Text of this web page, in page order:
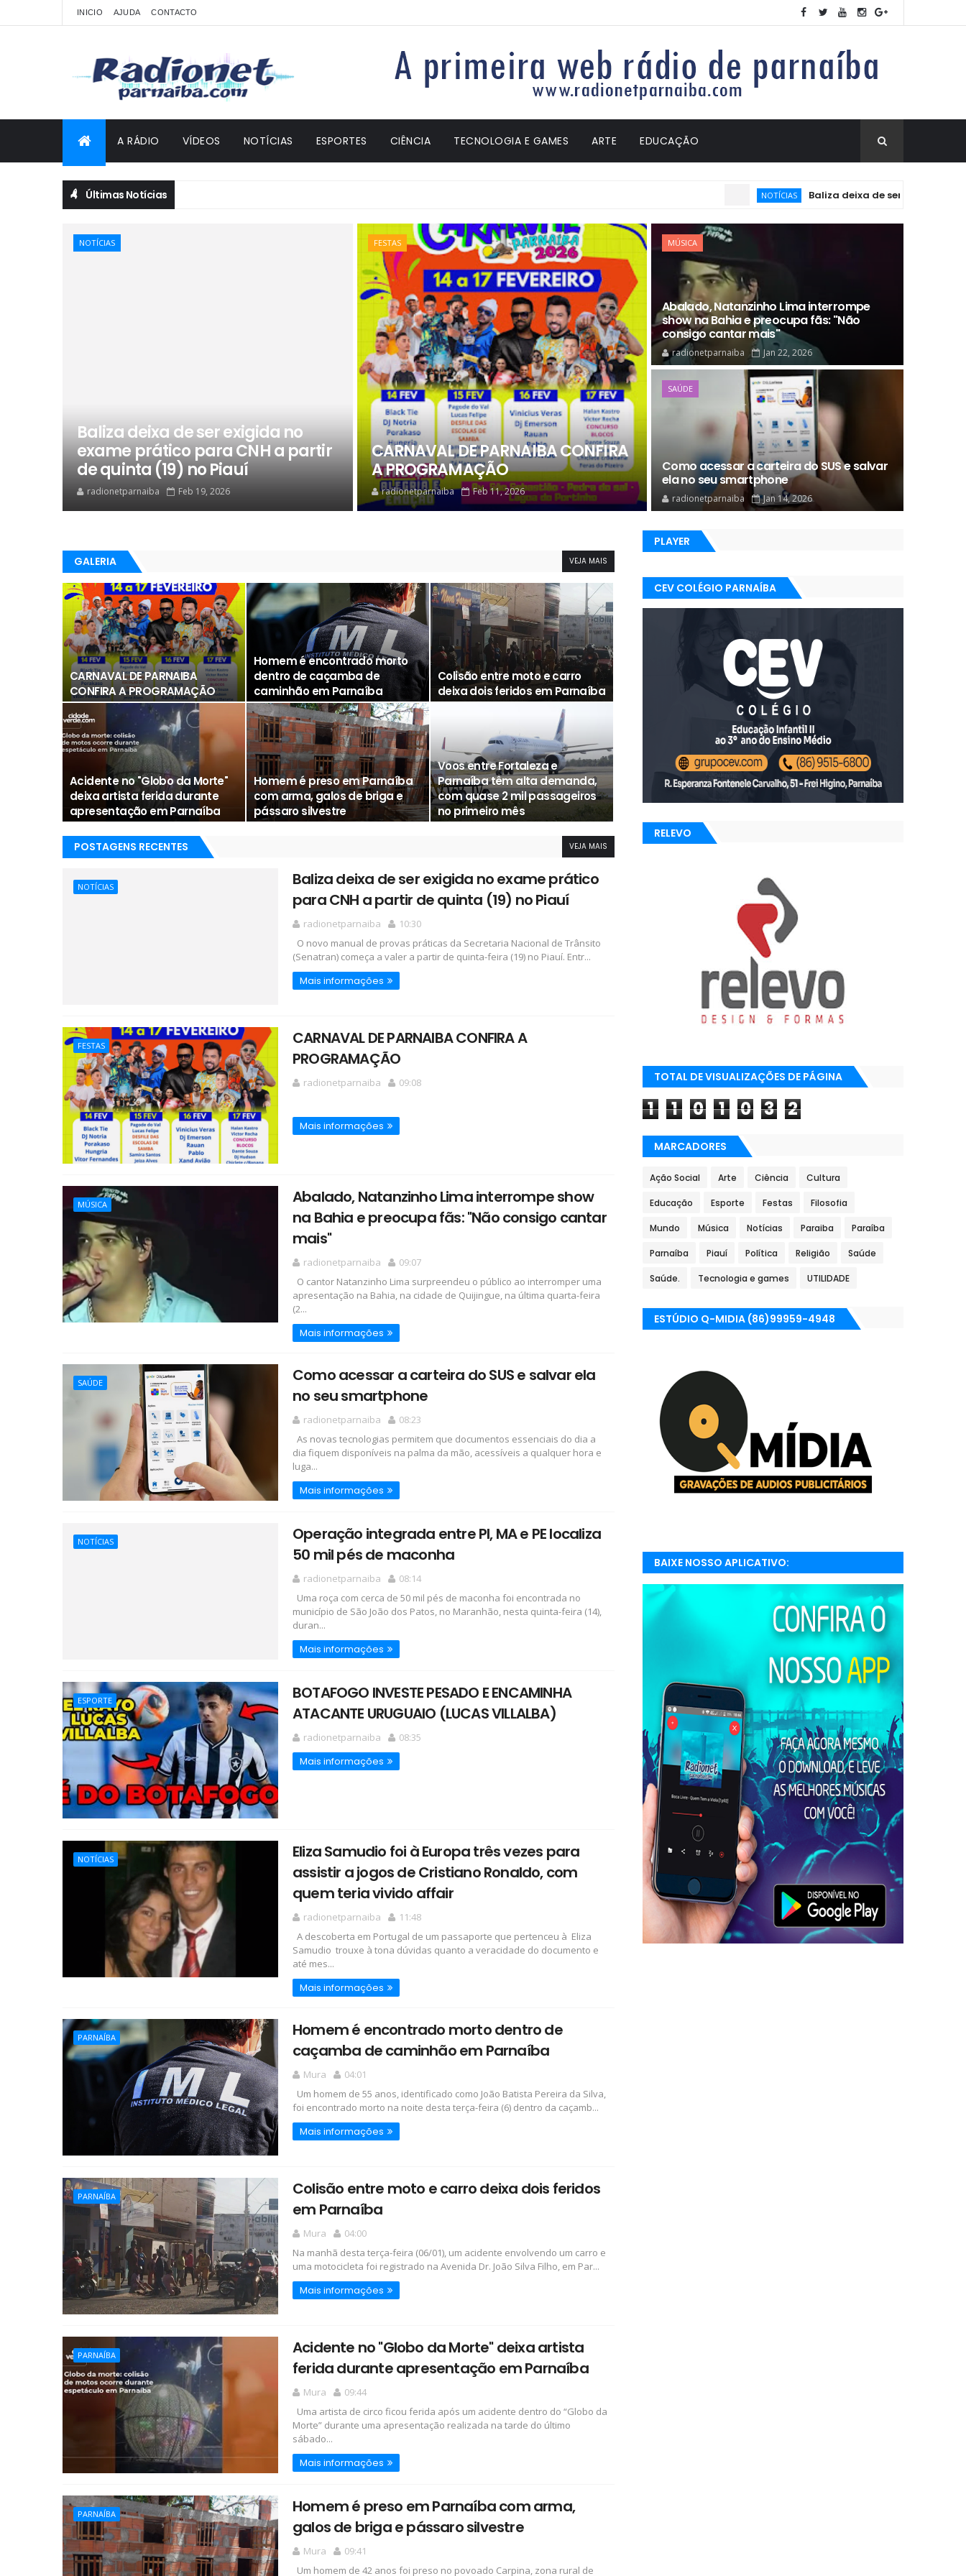
INICIO AJUDA CONTACTO
A RÁDIO VÍDEOS NOTÍCIAS ESPORTES CIÊNCIA TECNOLOGIA E GAMES ARTE EDUCAÇÃO
Últimas Notícias Baliza deixa de ser exigida no exame
NOTÍCIAS
Baliza deixa de ser exigida no
exame prático para CNH a partir
de quinta (19) no Piauí
radionetparnaiba Feb 19, 2026
FESTAS
CARNAVAL DE PARNAIBA CONFIRA
A PROGRAMAÇÃO
radionetparnaiba Feb 11, 2026
MÚSICA
Abalado, Natanzinho Lima interrompe
show na Bahia e preocupa fãs: "Não
consigo cantar mais"
radionetparnaiba Jan 22, 2026
SAÚDE
Como acessar a carteira do SUS e salvar
ela no seu smartphone
radionetparnaiba Jan 14, 2026
GALERIA VEJA MAIS
CARNAVAL DE PARNAIBA
CONFIRA A PROGRAMAÇÃO
radionetparnaiba
Homem é encontrado morto
dentro de caçamba de
caminhão em Parnaíba
Mura
Colisão entre moto e carro
deixa dois feridos em Parnaíba
Acidente no "Globo da Morte"
deixa artista ferida durante
apresentação em Parnaíba
Homem é preso em Parnaíba
com arma, galos de briga e
pássaro silvestre
Voos entre Fortaleza e
Parnaíba têm alta demanda,
com quase 2 mil passageiros
no primeiro mês
POSTAGENS RECENTES VEJA MAIS
NOTÍCIAS
Baliza deixa de ser exigida no exame prático
para CNH a partir de quinta (19) no Piauí
radionetparnaiba
10:30
O novo manual de provas práticas da Secretaria Nacional de Trânsito
(Senatran) começa a valer a partir de quinta-feira (19) no Piauí. Entr...
Mais informações
FESTAS
CARNAVAL DE PARNAIBA CONFIRA A
PROGRAMAÇÃO
radionetparnaiba 09:08
Mais informações
MÚSICA
Abalado, Natanzinho Lima interrompe show
na Bahia e preocupa fãs: "Não consigo cantar
mais"
radionetparnaiba
09:07
O cantor Natanzinho Lima surpreendeu o público ao interromper uma
apresentação na Bahia, na cidade de Quijingue, na última quarta-feira
(2...
Mais informações
SAÚDE
Como acessar a carteira do SUS e salvar ela
no seu smartphone
radionetparnaiba
08:23
As novas tecnologias permitem que documentos essenciais do dia a
dia fiquem disponíveis na palma da mão, acessíveis a qualquer hora e
luga...
Mais informações
NOTÍCIAS
Operação integrada entre PI, MA e PE localiza
50 mil pés de maconha
radionetparnaiba
08:14
Uma roça com cerca de 50 mil pés de maconha foi encontrada no
município de São João dos Patos, no Maranhão, nesta quinta-feira (14),
duran...
Mais informações
ESPORTE
BOTAFOGO INVESTE PESADO E ENCAMINHA
ATACANTE URUGUAIO (LUCAS VILLALBA)
radionetparnaiba 08:35
Mais informações
NOTÍCIAS
Eliza Samudio foi à Europa três vezes para
assistir a jogos de Cristiano Ronaldo, com
quem teria vivido affair
radionetparnaiba
11:48
A descoberta em Portugal de um passaporte que pertenceu à Eliza
Samudio trouxe à tona dúvidas quanto a veracidade do documento e
até mes...
Mais informações
PARNAÍBA
Homem é encontrado morto dentro de
caçamba de caminhão em Parnaíba
Mura
04:01
Um homem de 55 anos, identificado como João Batista Pereira da Silva,
foi encontrado morto na noite desta terça-feira (6) dentro da caçamb...
Mais informações
PARNAÍBA
Colisão entre moto e carro deixa dois feridos
em Parnaíba
Mura
04:00
Na manhã desta terça-feira (06/01), um acidente envolvendo um carro e
uma motocicleta foi registrado na Avenida Dr. João Silva Filho, em Par...
Mais informações
PARNAÍBA
Acidente no "Globo da Morte" deixa artista
ferida durante apresentação em Parnaíba
Mura
09:44
Uma artista de circo ficou ferida após um acidente dentro do “Globo da
Morte” durante uma apresentação realizada na tarde do último
sábado...
Mais informações
PARNAÍBA
Homem é preso em Parnaíba com arma,
galos de briga e pássaro silvestre
Mura
09:41
Um homem de 42 anos foi preso no povoado Carpina, zona rural de
PLAYER
CEV COLÉGIO PARNAÍBA
RELEVO
TOTAL DE VISUALIZAÇÕES DE PÁGINA
1 1 0 1 0 3 2
MARCADORES
Ação Social Arte Ciência Cultura
Educação Esporte Festas Filosofia
Mundo Música Notícias Paraiba Paraíba
Parnaíba Piauí Política Religião Saúde
Saúde. Tecnologia e games UTILIDADE
ESTÚDIO Q-MIDIA (86)99959-4948
BAIXE NOSSO APLICATIVO:
RADIONETPARNAIBA